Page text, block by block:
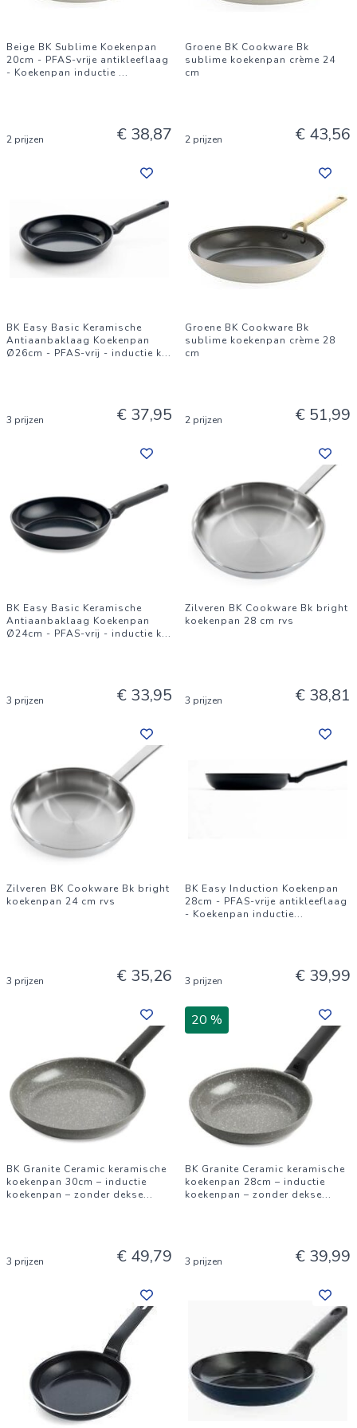
Beige BK Sublime Koekenpan
20cm - PFAS-vrije antikleeflaag
- Koekenpan inductie ...
2 prijzen € 38,87
Groene BK Cookware Bk
sublime koekenpan crème 24
cm
2 prijzen € 43,56
BK Easy Basic Keramische
Antiaanbaklaag Koekenpan
Ø26cm - PFAS-vrij - inductie k...
3 prijzen € 37,95
Groene BK Cookware Bk
sublime koekenpan crème 28
cm
2 prijzen € 51,99
BK Easy Basic Keramische
Antiaanbaklaag Koekenpan
Ø24cm - PFAS-vrij - inductie k...
3 prijzen € 33,95
Zilveren BK Cookware Bk bright
koekenpan 28 cm rvs
3 prijzen € 38,81
Zilveren BK Cookware Bk bright
koekenpan 24 cm rvs
3 prijzen € 35,26
BK Easy Induction Koekenpan
28cm - PFAS-vrije antikleeflaag
- Koekenpan inductie...
3 prijzen € 39,99
BK Granite Ceramic keramische
koekenpan 30cm – inductie
koekenpan – zonder dekse...
3 prijzen € 49,79
20 %
BK Granite Ceramic keramische
koekenpan 28cm – inductie
koekenpan – zonder dekse...
3 prijzen € 39,99